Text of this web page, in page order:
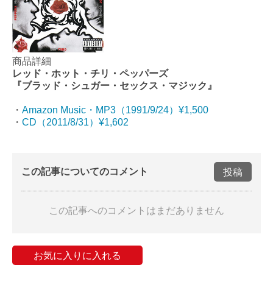
商品詳細
レッド・ホット・チリ・ペッパーズ
『ブラッド・シュガー・セックス・マジック』
・ Amazon Music・MP3（1991/9/24）¥1,500
・ CD（2011/8/31）¥1,602
この記事についてのコメント 投稿
この記事へのコメントはまだありません
お気に入りに入れる